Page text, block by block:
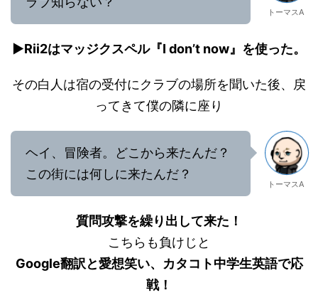
トーマスA
▶︎Rii2はマッジクスペル『I don’t now』を使った。
その白人は宿の受付にクラブの場所を聞いた後、戻
ってきて僕の隣に座り
ヘイ、冒険者。どこから来たんだ？
この街には何しに来たんだ？
トーマスA
質問攻撃を繰り出して来た！
こちらも負けじと
Google翻訳と愛想笑い、カタコト中学生英語で応
戦！